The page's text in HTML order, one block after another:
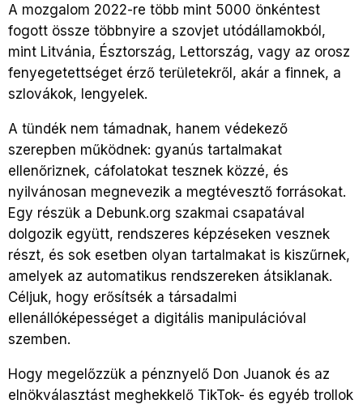
A mozgalom 2022-re több mint 5000 önkéntest
fogott össze többnyire a szovjet utódállamokból,
mint Litvánia, Észtország, Lettország, vagy az orosz
fenyegetettséget érző területekről, akár a finnek, a
szlovákok, lengyelek.
A tündék nem támadnak, hanem védekező
szerepben működnek: gyanús tartalmakat
ellenőriznek, cáfolatokat tesznek közzé, és
nyilvánosan megnevezik a megtévesztő forrásokat.
Egy részük a Debunk.org szakmai csapatával
dolgozik együtt, rendszeres képzéseken vesznek
részt, és sok esetben olyan tartalmakat is kiszűrnek,
amelyek az automatikus rendszereken átsiklanak.
Céljuk, hogy erősítsék a társadalmi
ellenállóképességet a digitális manipulációval
szemben.
Hogy megelőzzük a pénznyelő Don Juanok és az
elnökválasztást meghekkelő TikTok- és egyéb trollok